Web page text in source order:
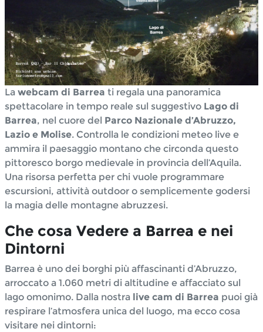
La webcam di Barrea ti regala una panoramica
spettacolare in tempo reale sul suggestivo Lago di
Barrea, nel cuore del Parco Nazionale d’Abruzzo,
Lazio e Molise. Controlla le condizioni meteo live e
ammira il paesaggio montano che circonda questo
pittoresco borgo medievale in provincia dell’Aquila.
Una risorsa perfetta per chi vuole programmare
escursioni, attività outdoor o semplicemente godersi
la magia delle montagne abruzzesi.
Che cosa Vedere a Barrea e nei
Dintorni
Barrea è uno dei borghi più affascinanti d’Abruzzo,
arroccato a 1.060 metri di altitudine e affacciato sul
lago omonimo. Dalla nostra live cam di Barrea puoi già
respirare l’atmosfera unica del luogo, ma ecco cosa
visitare nei dintorni: